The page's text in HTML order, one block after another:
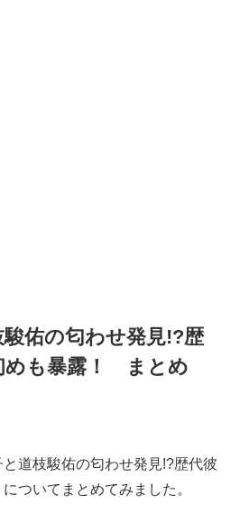
佑の匂わせ発見!?歴
も暴露！
まとめ
道枝駿佑の匂わせ発見!?歴代彼
についてまとめてみました。